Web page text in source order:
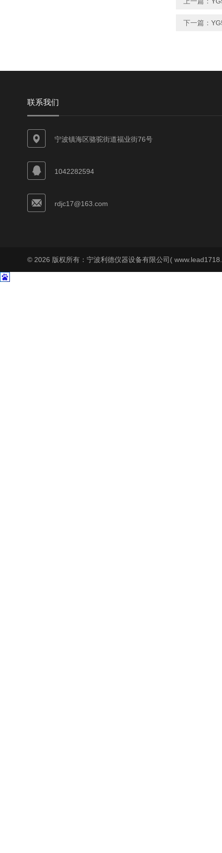
下一篇：
联系我们
宁波镇海区骆驼街道福业街76号
1042282594
rdjc17@163.com
© 2026 版权所有：宁波利德仪器设备有限公司(